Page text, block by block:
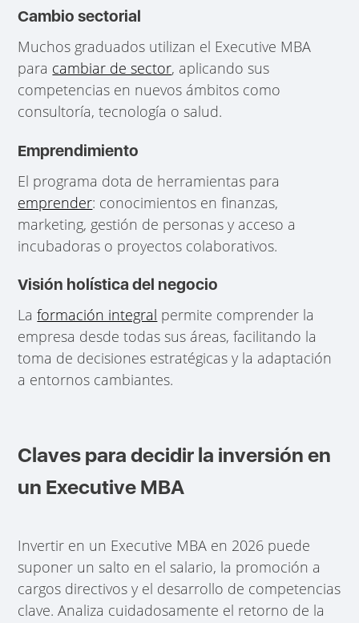
Cambio sectorial
Muchos graduados utilizan el Executive MBA
para cambiar de sector, aplicando sus
competencias en nuevos ámbitos como
consultoría, tecnología o salud.
Emprendimiento
El programa dota de herramientas para
emprender: conocimientos en finanzas,
marketing, gestión de personas y acceso a
incubadoras o proyectos colaborativos.
Visión holística del negocio
Laformación integral permite comprender la
empresa desde todas sus áreas, facilitando la
toma de decisiones estratégicas y la adaptación
a entornos cambiantes.
Claves para decidir la inversión en
un Executive MBA
Invertir en un Executive MBA en 2026 puede
suponer un salto en el salario, la promoción a
cargos directivos y el desarrollo de competencias
clave. Analiza cuidadosamente el retorno de la